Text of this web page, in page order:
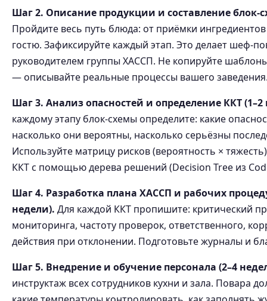
Шаг 2. Описание продукции и составление блок-
Пройдите весь путь блюда: от приёмки
гостю. Зафиксируйте каждый этап. Это делает шеф-
руководителем группы ХАССП. Не копируйте
— описывайте реальные процессы вашего
Шаг 3. Анализ опасностей и определение ККТ (1–2
каждому этапу блок-схемы определите: какие
насколько они вероятны, насколько серьёзны
Используйте матрицу рисков (вероятность ×
ККТ с помощью дерева решений (Decision Tree из
Шаг 4. Разработка плана ХАССП и рабочих
недели). Для каждой ККТ пропишите: критический
мониторинга, частоту проверок, ответственного,
действия при отклонении. Подготовьте журналы и
Шаг 5. Внедрение и обучение персонала (2–4
инструктаж всех сотрудников кухни и зала. Повара